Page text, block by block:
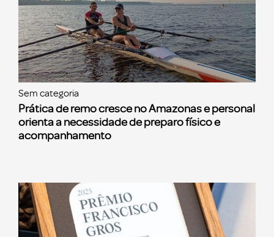
Sem categoria
Prática de remo cresce no Amazonas e personal
orienta a necessidade de preparo físico e
acompanhamento